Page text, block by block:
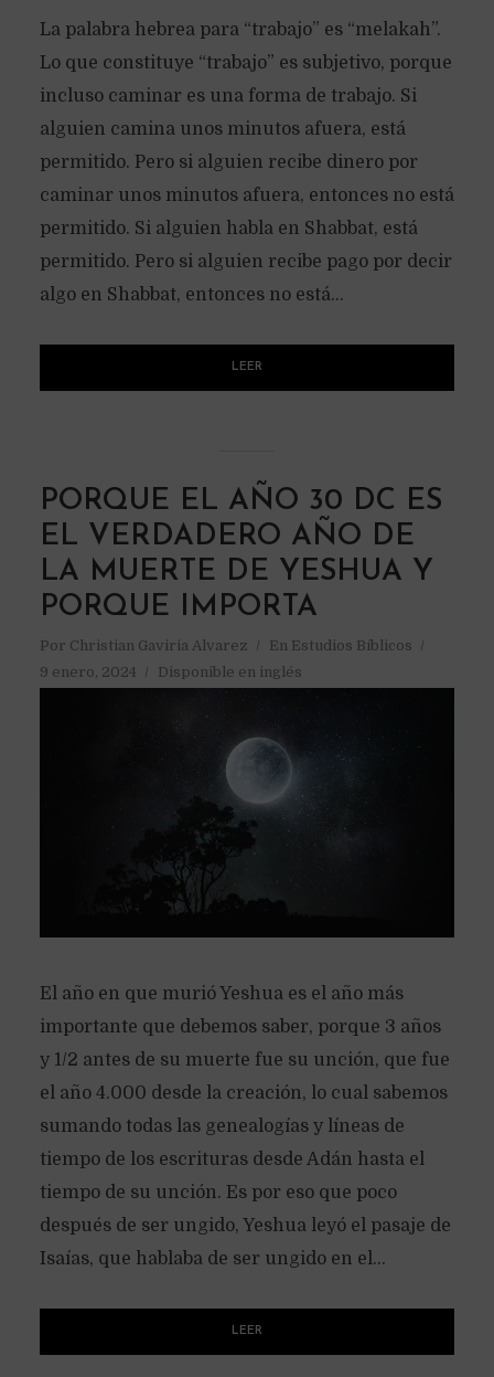
La palabra hebrea para “trabajo” es “melakah”.
Lo que constituye “trabajo” es subjetivo, porque
incluso caminar es una forma de trabajo. Si
alguien camina unos minutos afuera, está
permitido. Pero si alguien recibe dinero por
caminar unos minutos afuera, entonces no está
permitido. Si alguien habla en Shabbat, está
permitido. Pero si alguien recibe pago por decir
algo en Shabbat, entonces no está...
LEER
PORQUE EL AÑO 30 DC ES
EL VERDADERO AÑO DE
LA MUERTE DE YESHUA Y
PORQUE IMPORTA
Por Christian Gaviria Alvarez En Estudios Bíblicos
9 enero, 2024
Disponible en inglés
El año en que murió Yeshua es el año más
importante que debemos saber, porque 3 años
y 1/2 antes de su muerte fue su unción, que fue
el año 4.000 desde la creación, lo cual sabemos
sumando todas las genealogías y líneas de
tiempo de los escrituras desde Adán hasta el
tiempo de su unción. Es por eso que poco
después de ser ungido, Yeshua leyó el pasaje de
Isaías, que hablaba de ser ungido en el...
LEER